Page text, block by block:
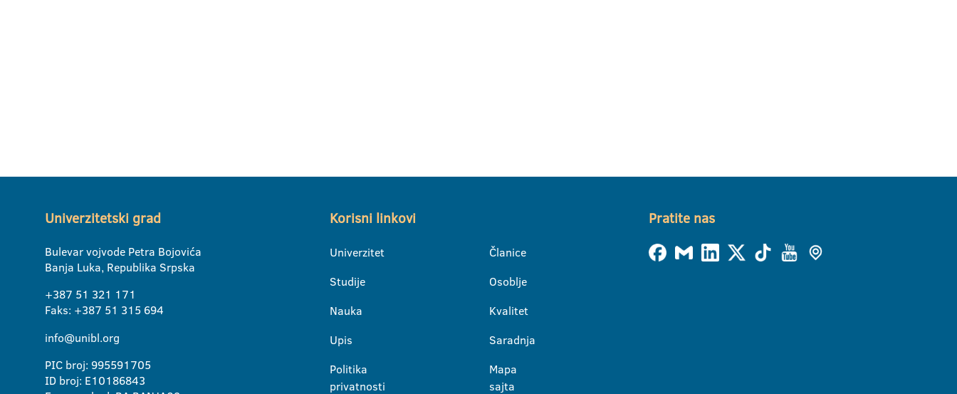
Univerzitetski grad
Bulevar vojvode Petra Bojovića
Banja Luka, Republika Srpska
+387 51 321 171
Faks: +387 51 315 694
info@unibl.org
PIC broj: 995591705
ID broj: E10186843
Korisni linkovi
Univerzitet
Studije
Nauka
Upis
Politika
privatnosti
Članice
Osoblje
Kvalitet
Saradnja
Mapa
sajta
Pratite nas